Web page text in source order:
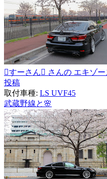
すーさん さんの エキゾ
投稿
取付車種: LS UVF45
武蔵野線と🌸